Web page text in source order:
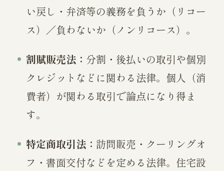
い戻し・弁済等の義務を負うか（リコー
ス）／負わないか（ノンリコース）。
割賦販売法： 分割・後払いの取引や個別
クレジットなどに関わる法律。個人（消
費者）が関わる取引で論点になり得ま
す。
特定商取引法： 訪問販売・クーリングオ
フ・書面交付などを定める法律。住宅設